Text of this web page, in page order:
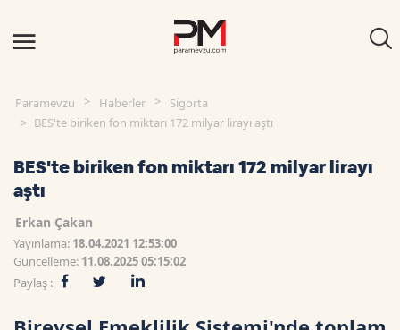
Paramevzu Haberler
Sigorta
BES'te biriken fon miktarı 172 milyar lirayı aştı
BES'te biriken fon miktarı 172 milyar lirayı
aştı
Erkan Çakan
Yayınlama: 18.04.2021 12:53:00
Güncelleme: 11.08.2025 05:15:02
Paylaş :